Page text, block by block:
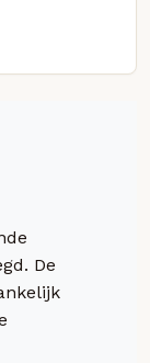
De